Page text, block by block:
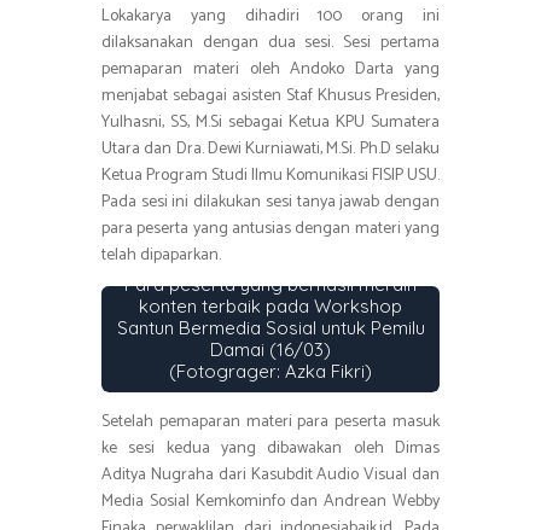
Lokakarya yang dihadiri 100 orang ini
dilaksanakan dengan dua sesi. Sesi pertama
pemaparan materi oleh Andoko Darta yang
menjabat sebagai asisten Staf Khusus Presiden,
Yulhasni, SS, M.Si sebagai Ketua KPU Sumatera
Utara dan Dra. Dewi Kurniawati, M.Si. Ph.D selaku
Ketua Program Studi Ilmu Komunikasi FISIP USU.
Pada sesi ini dilakukan sesi tanya jawab dengan
para peserta yang antusias dengan materi yang
telah dipaparkan.
Para peserta yang berhasil meraih
konten terbaik pada Workshop
Santun Bermedia Sosial untuk Pemilu
Damai (16/03)
(Fotograger: Azka Fikri)
Setelah pemaparan materi para peserta masuk
ke sesi kedua yang dibawakan oleh Dimas
Aditya Nugraha dari Kasubdit Audio Visual dan
Media Sosial Kemkominfo dan Andrean Webby